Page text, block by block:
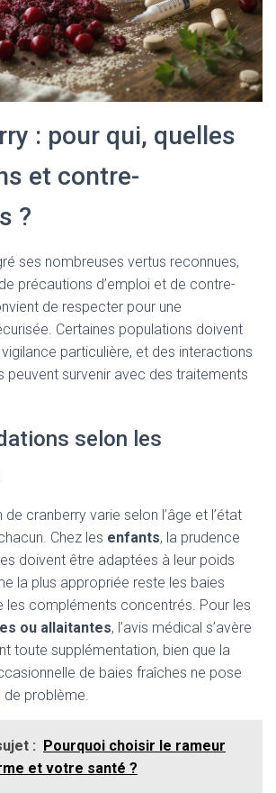
: pour qui, quelles
et contre-
?
ses nombreuses vertus reconnues,
précautions d’emploi et de contre-
de respecter pour une
Certaines populations doivent
vigilance particulière, et des interactions
peuvent survenir avec des traitements
selon les
cranberry varie selon l’âge et l’état
Chez les enfants, la prudence
doivent être adaptées à leur poids
la plus appropriée reste les baies
les compléments concentrés. Pour les
ou allaitantes, l’avis médical s’avère
toute supplémentation, bien que la
de baies fraîches ne pose
de problème.
: Pourquoi choisir le rameur
et votre santé ?